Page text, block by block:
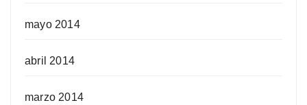
mayo 2014
abril 2014
marzo 2014